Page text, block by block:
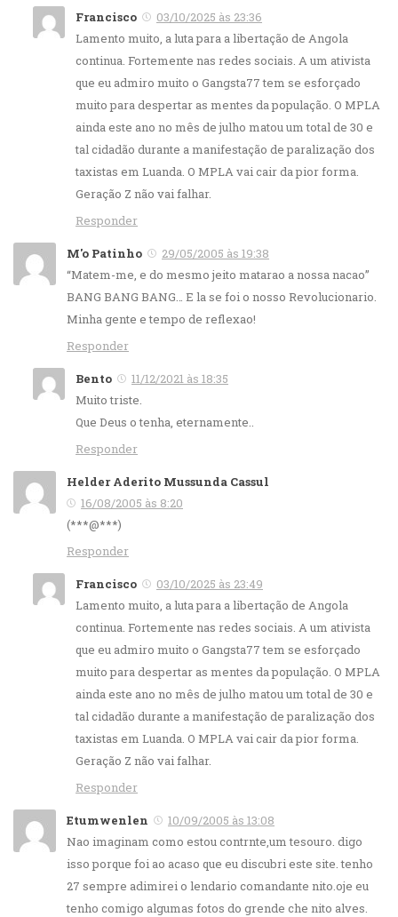
Francisco
03/10/2025 às 23:36
Lamento muito, a luta para a libertação de Angola
continua. Fortemente nas redes sociais. A um ativista
que eu admiro muito o Gangsta77 tem se esforçado
muito para despertar as mentes da população. O MPLA
ainda este ano no mês de julho matou um total de 30 e
tal cidadão durante a manifestação de paralização dos
taxistas em Luanda. O MPLA vai cair da pior forma.
Geração Z não vai falhar.
Responder
M'o Patinho
29/05/2005 às 19:38
“Matem-me, e do mesmo jeito matarao a nossa nacao”
BANG BANG BANG… E la se foi o nosso Revolucionario.
Minha gente e tempo de reflexao!
Responder
Bento
11/12/2021 às 18:35
Muito triste.
Que Deus o tenha, eternamente..
Responder
Helder Aderito Mussunda Cassul
16/08/2005 às 8:20
(***@***)
Responder
Francisco
03/10/2025 às 23:49
Lamento muito, a luta para a libertação de Angola
continua. Fortemente nas redes sociais. A um ativista
que eu admiro muito o Gangsta77 tem se esforçado
muito para despertar as mentes da população. O MPLA
ainda este ano no mês de julho matou um total de 30 e
tal cidadão durante a manifestação de paralização dos
taxistas em Luanda. O MPLA vai cair da pior forma.
Geração Z não vai falhar.
Responder
Etumwenlen
10/09/2005 às 13:08
Nao imaginam como estou contrnte,um tesouro. digo
isso porque foi ao acaso que eu discubri este site. tenho
27 sempre adimirei o lendario comandante nito.oje eu
tenho comigo algumas fotos do grende che nito alves.